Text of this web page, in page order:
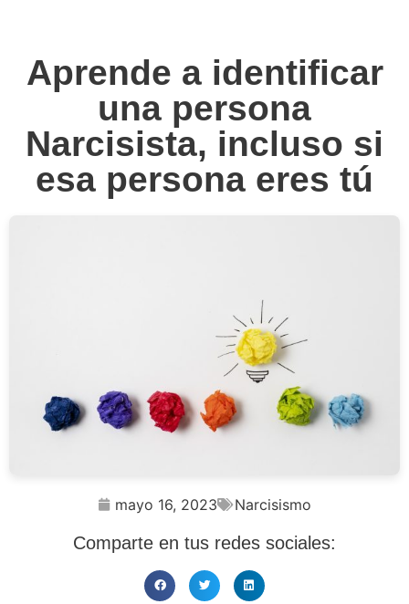
Aprende a identificar
una persona
Narcisista, incluso si
esa persona eres tú
mayo 16, 2023 Narcisismo
Comparte en tus redes sociales: